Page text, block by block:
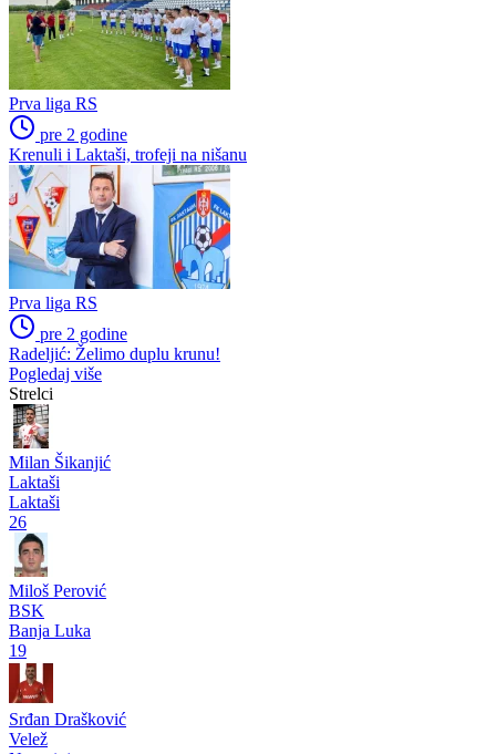
Prva liga RS
pre 2 godine
Defanzivci na potpisu: Sergej Tomić produžio ugovor, Dejan Đerić
se vratio u Slaviju
Druge lige
pre 2 godine
Razišli se Stokić i Modriča
Prva liga RS
pre 2 godine
Krenuli i Laktaši, trofeji na nišanu
Prva liga RS